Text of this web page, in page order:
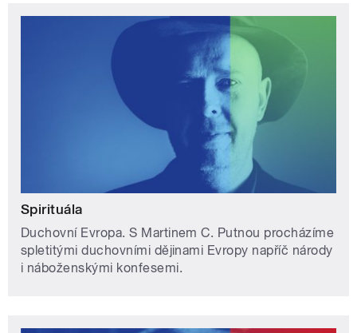
Spirituála
Duchovní Evropa. S Martinem C. Putnou procházíme
spletitými duchovními dějinami Evropy napříč národy
i náboženskými konfesemi.